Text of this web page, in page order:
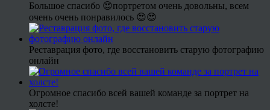
Большое спасибо 😍портретом очень довольны, всем
очень очень понравилось 😍😍
Реставрация фото, где восстановить старую фотографию
онлайн
Огромное спасибо всей вашей команде за портрет на
холсте!